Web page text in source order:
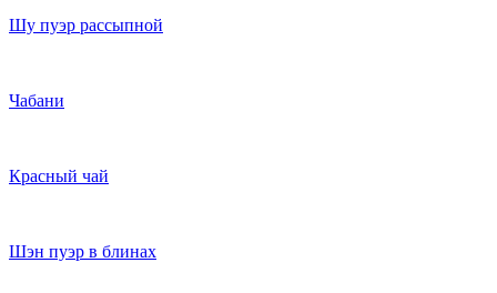
Шу пуэр рассыпной
Чабани
Красный чай
Шэн пуэр в блинах